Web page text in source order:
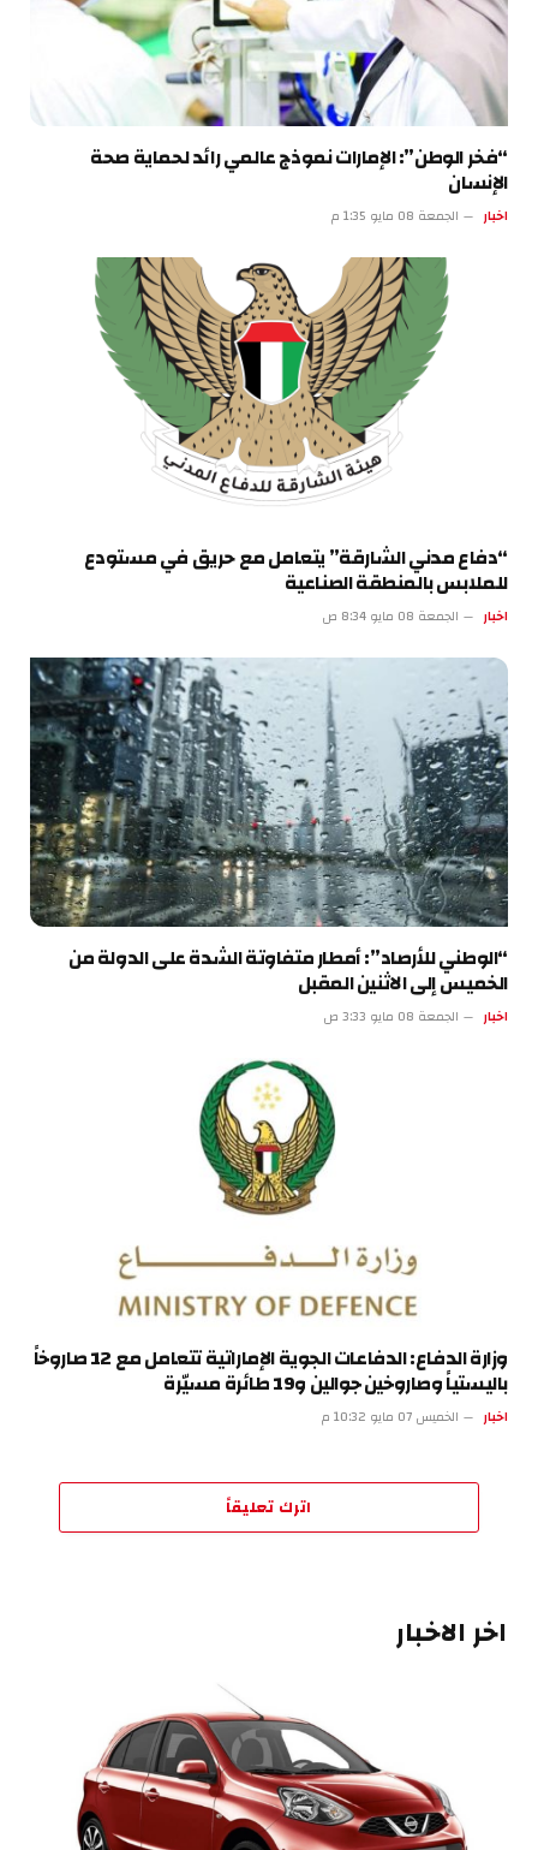
“فخر الوطن”: الإمارات نموذج عالمي رائد لحماية صحة
الإنسان
اخبار الجمعة 08 مايو 1:35 م
“دفاع مدني الشارقة” يتعامل مع حريق في مستودع
للملابس بالمنطقة الصناعية
اخبار الجمعة 08 مايو 8:34 ص
“الوطني للأرصاد”: أمطار متفاوتة الشدة على الدولة من
الخميس إلى الاثنين المقبل
اخبار الجمعة 08 مايو 3:33 ص
وزارة الدفاع: الدفاعات الجوية الإماراتية تتعامل مع 12 صاروخاً
باليستياً وصاروخين جوالين و19 طائرة مسيّرة
اخبار الخميس 07 مايو 10:32 م
اترك تعليقاً
اخر الاخبار